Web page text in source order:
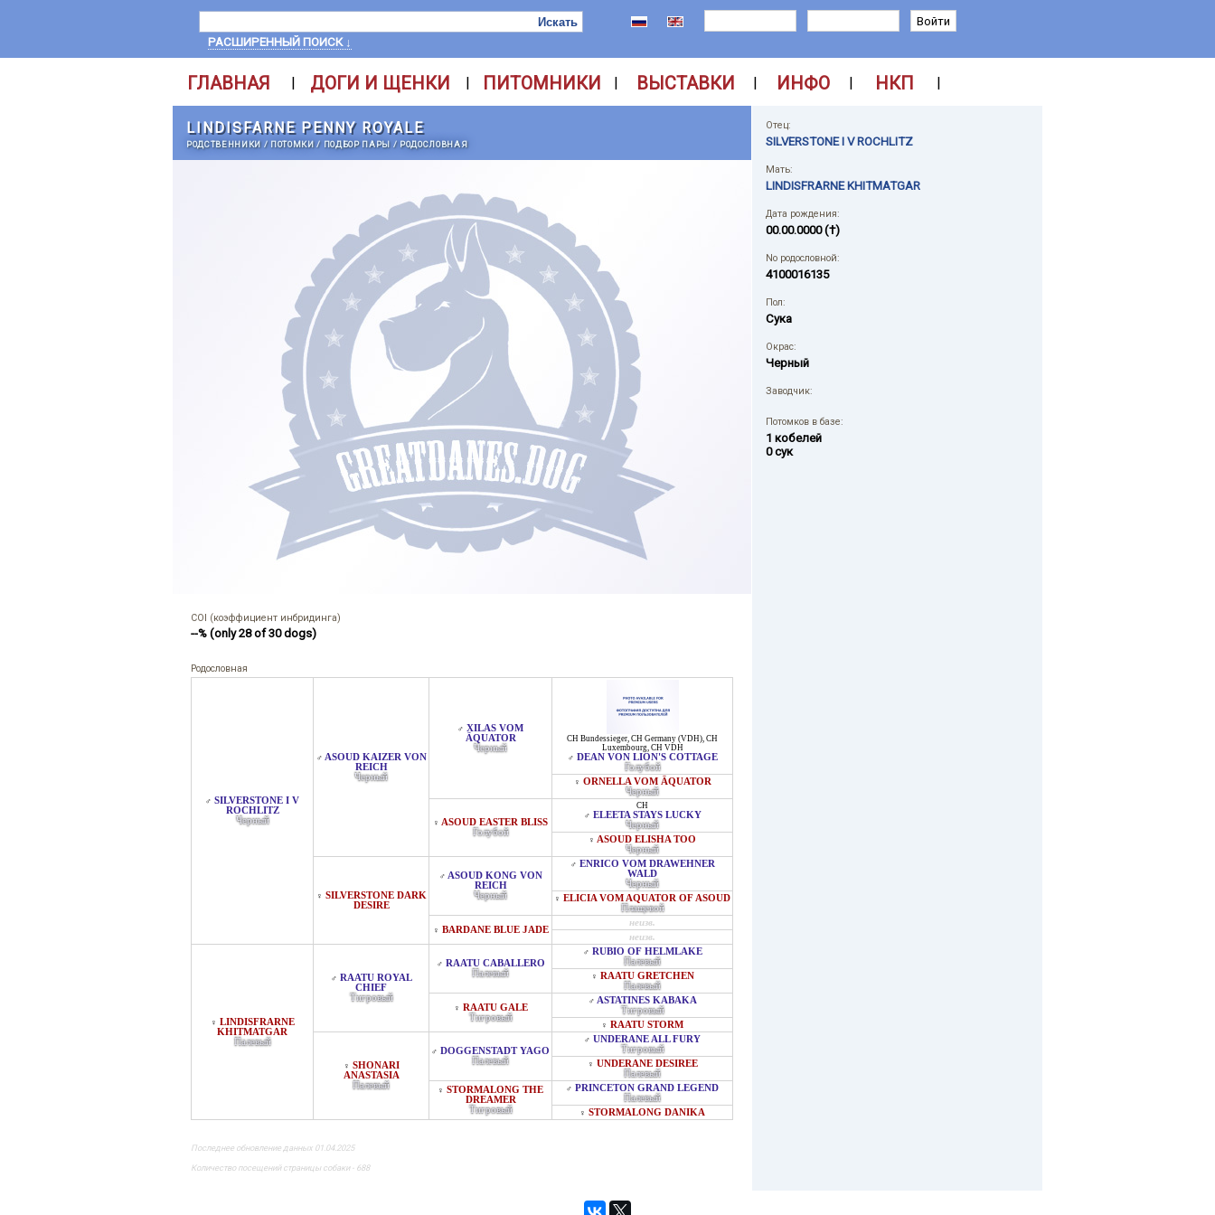
РАСШИРЕННЫЙ ПОИСК ↓
ГЛАВНАЯ | ДОГИ И ЩЕНКИ | ПИТОМНИКИ | ВЫСТАВКИ | ИНФО | НКП |
LINDISFARNE PENNY ROYALE
РОДСТВЕННИКИ / ПОТОМКИ/ ПОДБОР ПАРЫ / РОДОСЛОВНАЯ
COI (коэффициент инбридинга)
--% (only 28 of 30 dogs)
Родословная
♂ SILVERSTONE I V
ROCHLITZ
Черный
♂ ASOUD KAIZER VON
REICH
Черный
♂ XILAS VOM
ÄQUATOR
Черный
CH Bundessieger, CH Germany (VDH), CH
Luxembourg, CH VDH
♂ DEAN VON LION'S COTTAGE
Голубой
♀ ORNELLA VOM ÄQUATOR
Черный
♀ ASOUD EASTER BLISS
Голубой
CH
♂ ELEETA STAYS LUCKY
Черный
♀ ASOUD ELISHA TOO
Черный
♀ SILVERSTONE DARK
DESIRE
♂ ASOUD KONG VON
REICH
Черный
♂ ENRICO VOM DRAWEHNER
WALD
Черный
♀ ELICIA VOM AQUATOR OF ASOUD
Плащевой
♀ BARDANE BLUE JADE
неизв.
неизв.
♀ LINDISFRARNE
KHITMATGAR
Палевый
♂ RAATU ROYAL
CHIEF
Тигровый
♂ RAATU CABALLERO
Палевый
♂ RUBIO OF HELMLAKE
Палевый
♀ RAATU GRETCHEN
Палевый
♀ RAATU GALE
Тигровый
♂ ASTATINES KABAKA
Тигровый
♀ RAATU STORM
♀ SHONARI
ANASTASIA
Палевый
♂ DOGGENSTADT YAGO
Палевый
♂ UNDERANE ALL FURY
Тигровый
♀ UNDERANE DESIREE
Палевый
♀ STORMALONG THE
DREAMER
Тигровый
♂ PRINCETON GRAND LEGEND
Палевый
♀ STORMALONG DANIKA
Последнее обновление данных 01.04.2025
Количество посещений страницы собаки - 688
Отец:
SILVERSTONE I V ROCHLITZ
Мать:
LINDISFRARNE KHITMATGAR
Дата рождения:
00.00.0000 (†)
No родословной:
4100016135
Пол:
Сука
Окрас:
Черный
Заводчик:
Потомков в базе:
1 кобелей
0 сук